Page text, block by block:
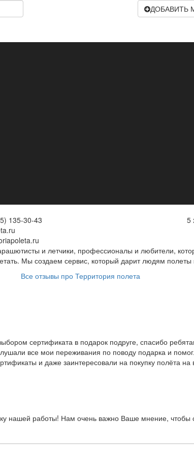
ДОБАВИТЬ
135-30-43
5
и летчики, профессионалы и любители,
Мы создаем сервис, который дарит людям полеты
Все отзывы про Территория полета
сертификата в подарок подруге, спасибо
все мои переживания по поводу подарка и
и даже заинтересовали на покупку полёта
нашей работы! Нам очень важно Ваше мнение,